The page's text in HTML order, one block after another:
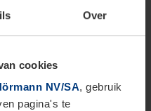
Over
cookies
NV/SA, gebruik
pagina's te